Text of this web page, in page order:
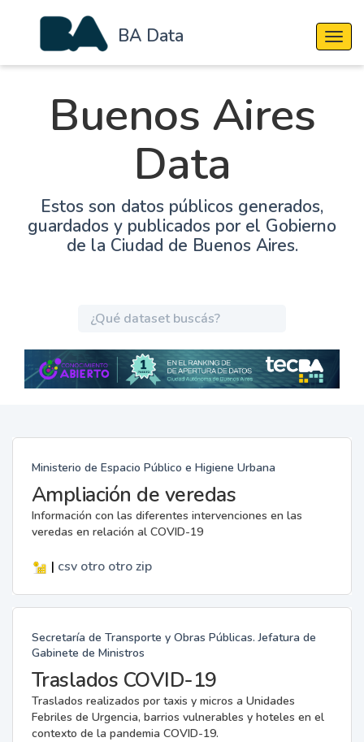
BA Data
Buenos Aires
Data
Estos son datos públicos generados,
guardados y publicados por el Gobierno
de la Ciudad de Buenos Aires.
Ministerio de Espacio Público e Higiene Urbana
Ampliación de veredas
Información con las diferentes intervenciones en las
veredas en relación al COVID-19
| csv otro otro zip
Secretaría de Transporte y Obras Públicas. Jefatura de
Gabinete de Ministros
Traslados COVID-19
Traslados realizados por taxis y micros a Unidades
Febriles de Urgencia, barrios vulnerables y hoteles en el
contexto de la pandemia COVID-19.